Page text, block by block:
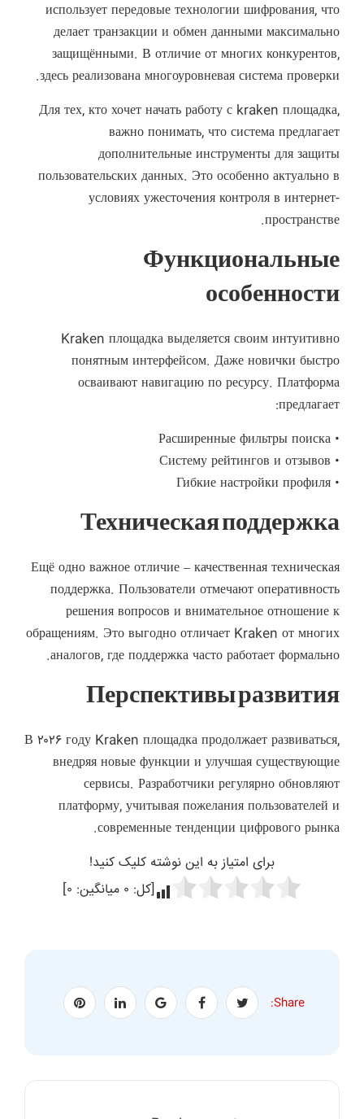
использует передовые технологии шифрования, что
делает транзакции и обмен данными максимально
защищёнными. В отличие от многих конкурентов,
здесь реализована многоуровневая система проверки.
Для тех, кто хочет начать работу с kraken площадка,
важно понимать, что система предлагает
дополнительные инструменты для защиты
пользовательских данных. Это особенно актуально в
условиях ужесточения контроля в интернет-
пространстве.
Функциональные
особенности
Kraken площадка выделяется своим интуитивно
понятным интерфейсом. Даже новички быстро
осваивают навигацию по ресурсу. Платформа
предлагает:
• Расширенные фильтры поиска
• Систему рейтингов и отзывов
• Гибкие настройки профиля
Техническая поддержка
Ещё одно важное отличие – качественная техническая
поддержка. Пользователи отмечают оперативность
решения вопросов и внимательное отношение к
обращениям. Это выгодно отличает Kraken от многих
аналогов, где поддержка часто работает формально.
Перспективы развития
В ۲۰۲۶ году Kraken площадка продолжает развиваться,
внедряя новые функции и улучшая существующие
сервисы. Разработчики регулярно обновляют
платформу, учитывая пожелания пользователей и
современные тенденции цифрового рынка.
برای امتیاز به این نوشته کلیک کنید!
[کل: ۰ میانگین: ۰]
Share: